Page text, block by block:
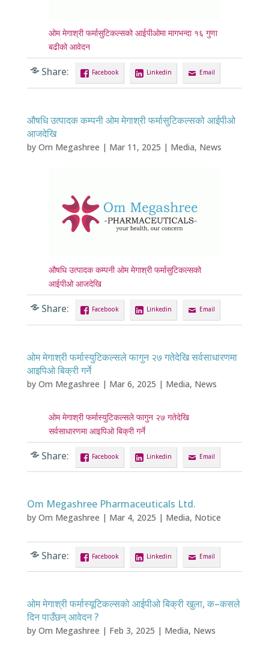
ओम मेगाश्री फर्मासुटिकल्सको आईपीओमा मागभन्दा १६ गुणा
बढीको आवेदन
Share: Facebook Linkedin Email
औषधि उत्पादक कम्पनी ओम मेगाश्री फर्मासुटिकल्सको आईपीओ
आजदेखि
by Om Megashree | Mar 11, 2025 | Media, News
औषधि उत्पादक कम्पनी ओम मेगाश्री फर्मासुटिकल्सको
आईपीओ आजदेखि
Share: Facebook Linkedin Email
ओम मेगाश्री फर्मास्युटिकल्सले फागुन २७ गतेदेखि सर्वसाधारणमा
आइपिओ बिक्री गर्ने
by Om Megashree | Mar 6, 2025 | Media, News
ओम मेगाश्री फर्मास्युटिकल्सले फागुन २७ गतेदेखि
सर्वसाधारणमा आइपिओ बिक्री गर्ने
Share: Facebook Linkedin Email
Om Megashree Pharmaceuticals Ltd.
by Om Megashree | Mar 4, 2025 | Media, Notice
Share: Facebook Linkedin Email
ओम मेगाश्री फर्मास्यूटिकल्सको आईपीओ बिक्री खुला, क–कसले
दिन पाउँछन् आवेदन ?
by Om Megashree | Feb 3, 2025 | Media, News